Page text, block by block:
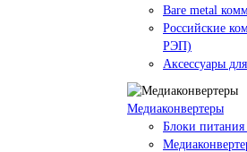
Bare metal
Российские
РЭП)
Аксессуары
Медиаконвертеры
Блоки питания